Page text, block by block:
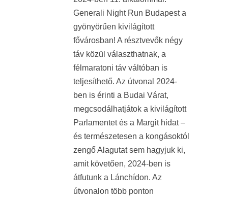
Generali Night Run Budapest a
gyönyörűen kivilágított
fővárosban! A résztvevők négy
táv közül választhatnak, a
félmaratoni táv váltóban is
teljesíthető. Az útvonal 2024-
ben is érinti a Budai Várat,
megcsodálhatjátok a kivilágított
Parlamentet és a Margit hidat –
és természetesen a kongásoktól
zengő Alagutat sem hagyjuk ki,
amit követően, 2024-ben is
átfutunk a Lánchídon. Az
útvonalon több ponton